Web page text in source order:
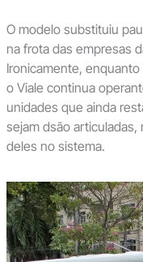
O modelo substituiu
na frota das empresas
Ironicamente,
o Viale continua
unidades que ainda
sejam dsão
deles no sistema.